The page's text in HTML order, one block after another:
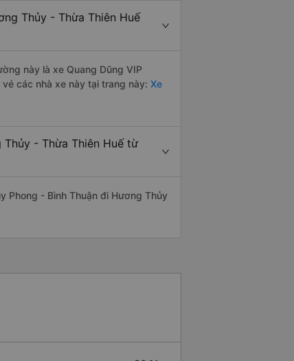
Thủy - Thừa Thiên Huế
này là xe Quang Dũng VIP
các nhà xe này tại trang này: Xe
- Thừa Thiên Huế từ
Phong - Bình Thuận đi Hương Thủy